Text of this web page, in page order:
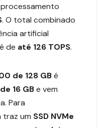
. O total combinado
artificial
de até 126 TOPS.
de 128 GBé
16 GBe vem
Para
traz um SSD NVMe